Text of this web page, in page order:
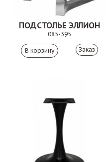
ПОДСТОЛЬЕ ЭЛЛИОН
085-395
Заказ